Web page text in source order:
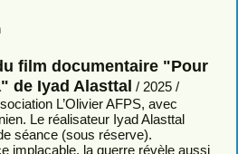
film documentaire "Pour
de Iyad Alasttal / 2025 /
L’Olivier AFPS, avec
Le réalisateur Iyad Alasttal
séance (sous réserve).
implacable, la guerre révèle aussi